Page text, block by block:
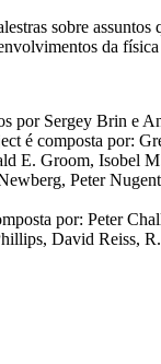
sobre
da
por Sergey Brin e
é composta por:
E. Groom, Isobel
Peter
por: Peter
David Reiss,